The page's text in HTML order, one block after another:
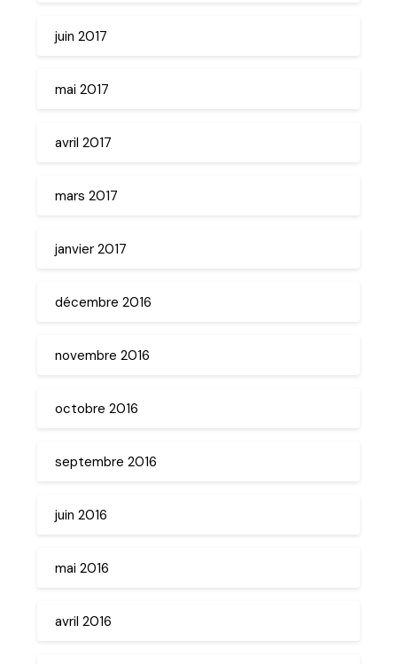
juin 2017
mai 2017
avril 2017
mars 2017
janvier 2017
décembre 2016
novembre 2016
octobre 2016
septembre 2016
juin 2016
mai 2016
avril 2016